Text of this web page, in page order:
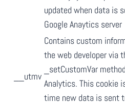
updated when data is
Google Anaytics server
__utmv
Contains custom
the web developer via
_setCustomVar
Analytics. This cookie
time new data is sent